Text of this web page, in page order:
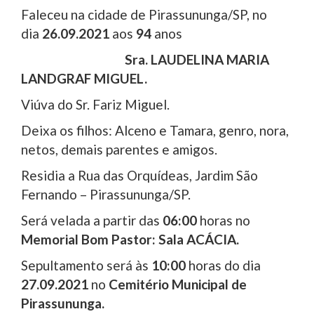
Faleceu na cidade de Pirassununga/SP, no
dia 26.09.2021 aos 94 anos
Sra. LAUDELINA MARIA
LANDGRAF MIGUEL.
Viúva do Sr. Fariz Miguel.
Deixa os filhos: Alceno e Tamara, genro, nora,
netos, demais parentes e amigos.
Residia a Rua das Orquídeas, Jardim São
Fernando – Pirassununga/SP.
Será velada a partir das 06:00 horas no
Memorial Bom Pastor: Sala ACÁCIA.
Sepultamento será às 10:00 horas do dia
27.09.2021 no Cemitério Municipal de
Pirassununga.